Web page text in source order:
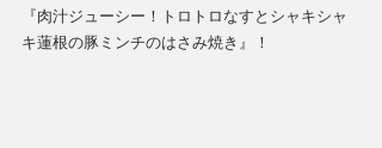
『肉汁ジューシー！トロトロなすとシャキシャ
キ蓮根の豚ミンチのはさみ焼き』！